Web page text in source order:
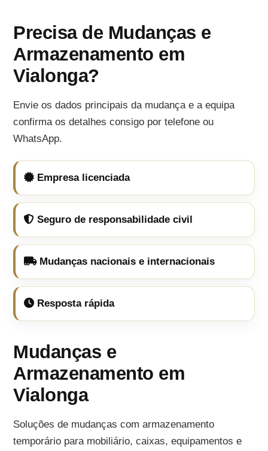
Precisa de Mudanças e
Armazenamento em
Vialonga?
Envie os dados principais da mudança e a equipa
confirma os detalhes consigo por telefone ou
WhatsApp.
Empresa licenciada
Seguro de responsabilidade civil
Mudanças nacionais e internacionais
Resposta rápida
Mudanças e
Armazenamento em
Vialonga
Soluções de mudanças com armazenamento
temporário para mobiliário, caixas, equipamentos e